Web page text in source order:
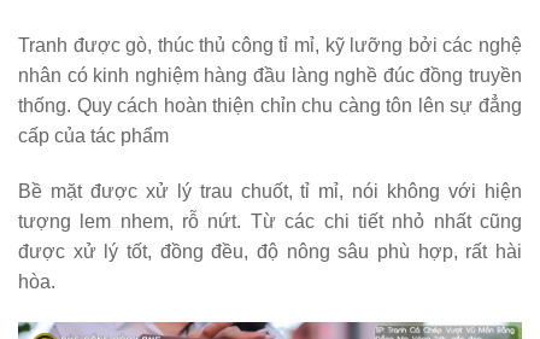
Tranh được gò, thúc thủ công tỉ mỉ, kỹ lưỡng bởi các nghệ
nhân có kinh nghiệm hàng đầu làng nghề đúc đồng truyền
thống. Quy cách hoàn thiện chỉn chu càng tôn lên sự đẳng
cấp của tác phẩm
Bề mặt được xử lý trau chuốt, tỉ mỉ, nói không với hiện
tượng lem nhem, rỗ nứt. Từ các chi tiết nhỏ nhất cũng
được xử lý tốt, đồng đều, độ nông sâu phù hợp, rất hài
hòa.